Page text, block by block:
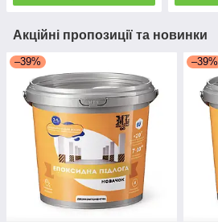
Акційні пропозиції та новинки
–39% –39%